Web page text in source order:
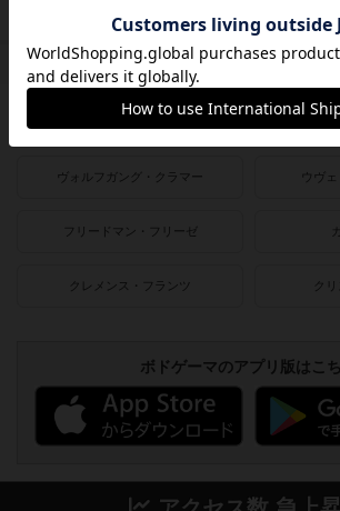
作者
ク
ヴォルフガング・クラマー ウヴ
フリードマン・フリーゼ
クレメンス・フランツ ク
ボドゲーマのアプリ版はこ